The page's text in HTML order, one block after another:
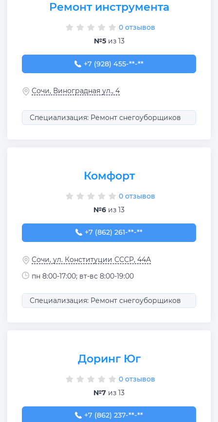
Ремонт инструмента
0 отзывов
№5из 13
+7 (928) 455-50-03
+7 (928) 455-**-**
Сочи, Виноградная ул., 4
Специализация: Ремонт снегоуборщиков
Комфорт
0 отзывов
№6 из 13
+7 (862) 261-61-61
+7 (862) 261-**-**
Сочи, ул. Конституции СССР, 44А
пн 8:00-17:00; вт-вс 8:00-19:00
Специализация: Ремонт снегоуборщиков
Доринг Юг
0 отзывов
№7 из 13
+7 (862) 237-42-47
+7 (862) 237-**-**